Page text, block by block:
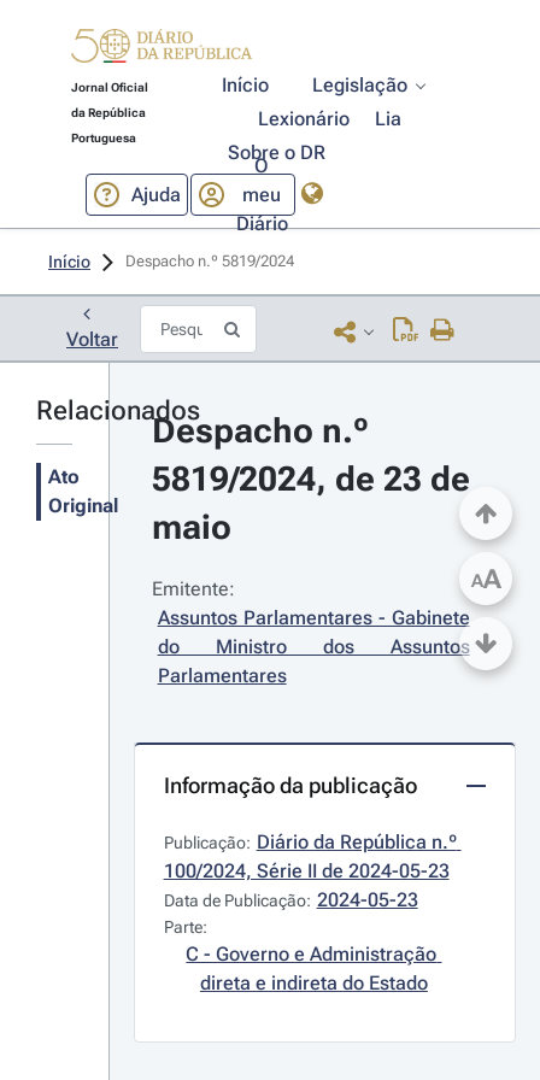
Jornal Oficial
da República
Portuguesa
Início
Legislação
Lexionário
Lia
Sobre o DR
Ajuda
O
meu
Diário
Início Despacho n.º 5819/2024
Voltar
Relacionados
Ato
Original
Despacho n.º
5819/2024, de 23 de
maio
Emitente:
Assuntos Parlamentares - Gabinete
do Ministro dos Assuntos
Parlamentares
Informação da publicação
Publicação: Diário da República n.º
100/2024, Série II de 2024-05-23
Data de Publicação: 2024-05-23
Parte:
C - Governo e Administração
direta e indireta do Estado
AA